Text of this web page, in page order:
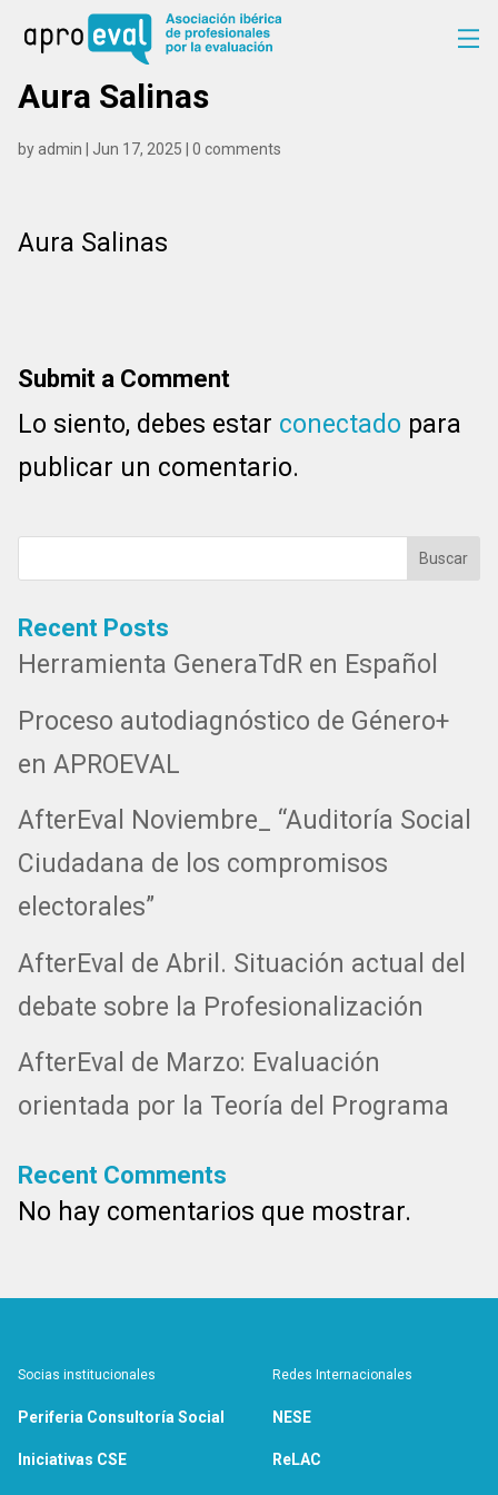
Aura Salinas
by admin Jun 17, 2025 0 comments
Aura Salinas
Submit a Comment
Lo siento, debes estar conectado para
publicar un comentario.
Buscar
Recent Posts
Herramienta GeneraTdR en Español
Proceso autodiagnóstico de Género+
en APROEVAL
AfterEval Noviembre_ “Auditoría Social
Ciudadana de los compromisos
electorales”
AfterEval de Abril. Situación actual del
debate sobre la Profesionalización
AfterEval de Marzo: Evaluación
orientada por la Teoría del Programa
Recent Comments
No hay comentarios que mostrar.
Socias institucionales
Periferia Consultoría Social
Iniciativas CSE
Redes Internacionales
NESE
ReLAC